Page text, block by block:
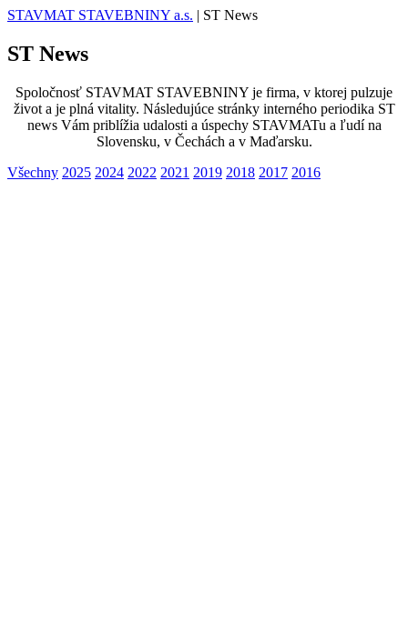
STAVMAT STAVEBNINY a.s. | ST News
ST News
Spoločnosť STAVMAT STAVEBNINY je firma, v ktorej pulzuje
život a je plná vitality. Následujúce stránky interného periodika ST
news Vám priblížia udalosti a úspechy STAVMATu a ľudí na
Slovensku, v Čechách a v Maďarsku.
Všechny 2025 2024 2022 2021 2019 2018 2017 2016